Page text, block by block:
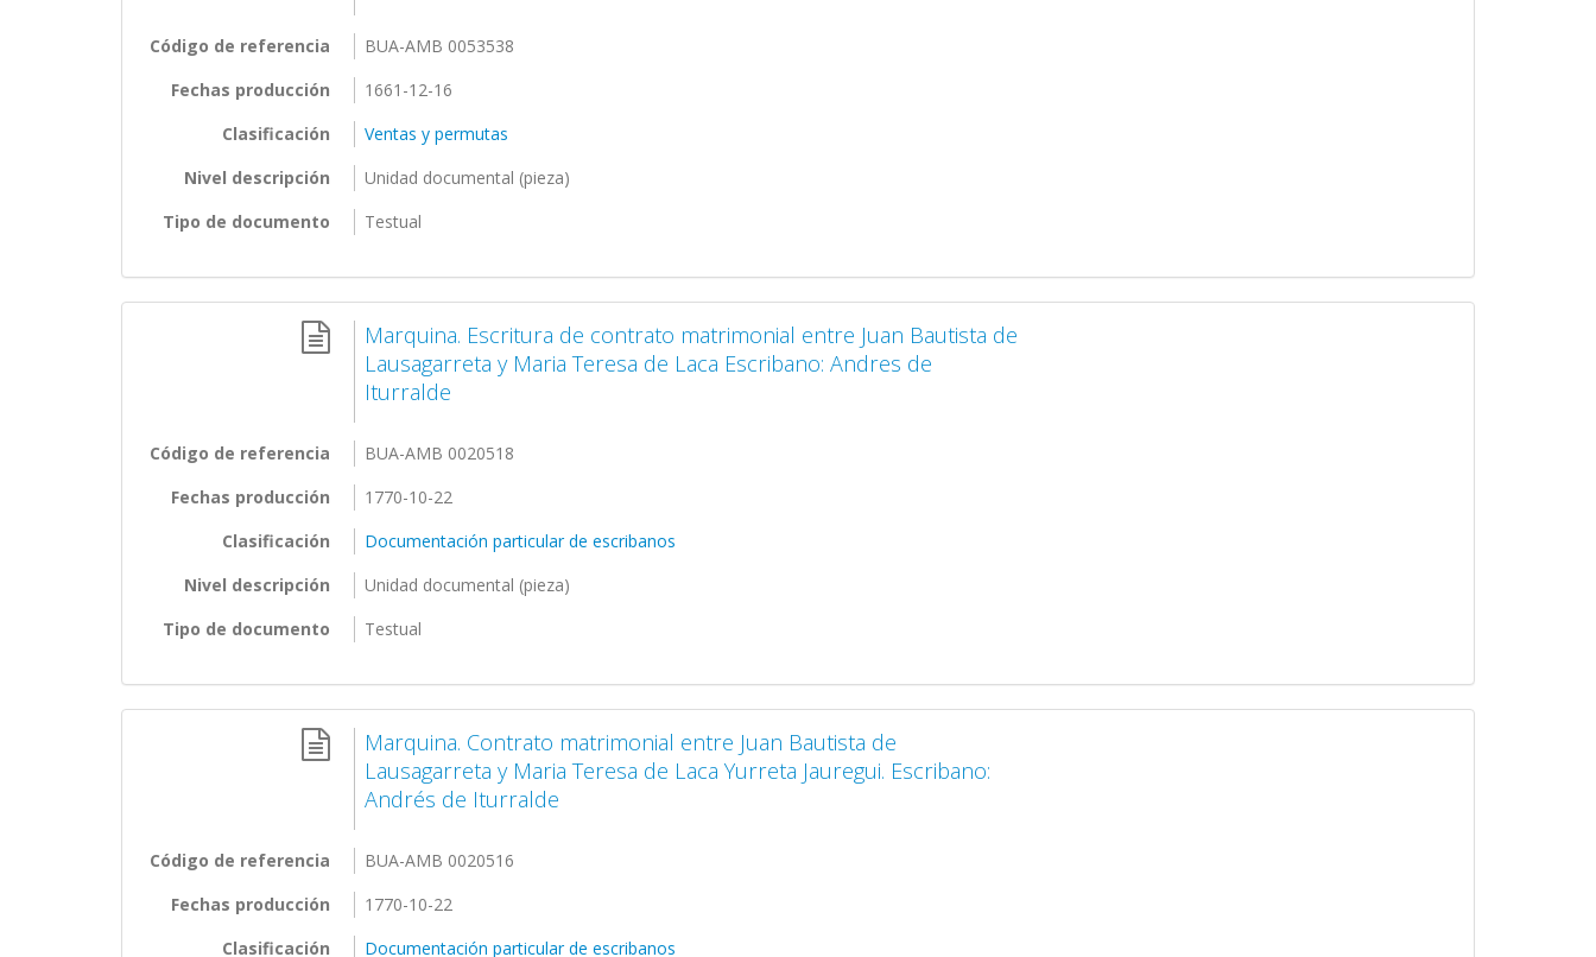
Código de referencia
BUA-AMB 0053538
Fechas producción
1661-12-16
Clasificación
Ventas y permutas
Nivel descripción
Unidad documental (pieza)
Tipo de documento
Testual
Marquina. Escritura de contrato matrimonial entre Juan Bautista de
Lausagarreta y Maria Teresa de Laca Escribano: Andres de
Iturralde
Código de referencia
BUA-AMB 0020518
Fechas producción
1770-10-22
Clasificación
Documentación particular de escribanos
Nivel descripción
Unidad documental (pieza)
Tipo de documento
Testual
Marquina. Contrato matrimonial entre Juan Bautista de
Lausagarreta y Maria Teresa de Laca Yurreta Jauregui. Escribano:
Andrés de Iturralde
Código de referencia
BUA-AMB 0020516
Fechas producción
1770-10-22
Clasificación
Documentación particular de escribanos